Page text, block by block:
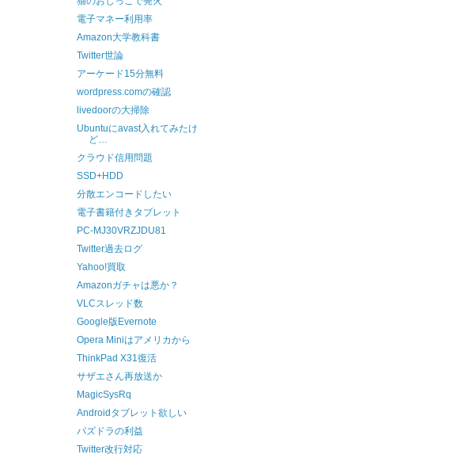
電子マネー利用率
Amazon大学教科書
Twitter世論
アーケード15分無料
wordpress.comの確認
livedoorの大掃除
Ubuntuにavast入れてみたけ
ど…
クラウド信用問題
SSD+HDD
分散エンコードしたい
電子書籍付きタブレット
PC-MJ30VRZJDU81
Twitter過去ログ
Yahoo!買取
Amazonガチャは悪か？
VLCスレッド数
Google版Evernote
Opera Miniはアメリカから
ThinkPad X31復活
サザエさん再放送か
MagicSysRq
Androidタブレット欲しい
パズドラの利益
Twitter改行対応